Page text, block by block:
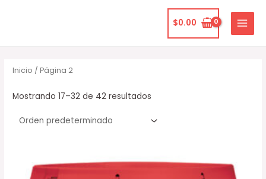
$0.00
MAIN
MENU
Inicio / Página 2
Mostrando 17–32 de 42 resultados